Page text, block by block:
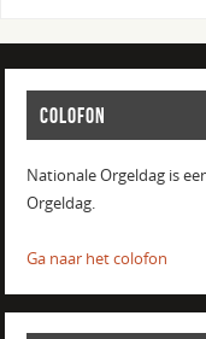
COLOFON
Nationale Orgeldag is
Orgeldag.
Ga naar het colofon